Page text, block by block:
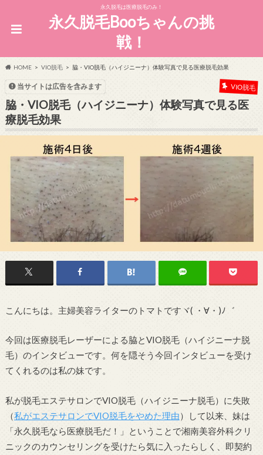
永久脱毛は医療脱毛のみ！
永久脱毛Booちゃんの挑
戦！
HOME VIO脱毛 脇・VIO脱毛（ハイジニーナ）体験写真で見る医療脱毛効果
VIO脱毛
当サイトは広告を含みます
脇・VIO脱毛（ハイジニーナ）体験写真で見る医
療脱毛効果
こんにちは。主婦美容ライターのトマトですヾ( ・∀・)ﾉ゛
今回は医療脱毛レーザーによる脇とVIO脱毛（ハイジニーナ脱
毛）のインタビューです。何を隠そう今回インタビューを受け
てくれるのは私の妹です。
私が脱毛エステサロンでVIO脱毛（ハイジニーナ脱毛）に失敗
（私がエステサロンでVIO脱毛をやめた理由）して以来、妹は
「永久脱毛なら医療脱毛だ！」ということで湘南美容外科クリ
ニックのカウンセリングを受けたら気に入ったらしく、即契約